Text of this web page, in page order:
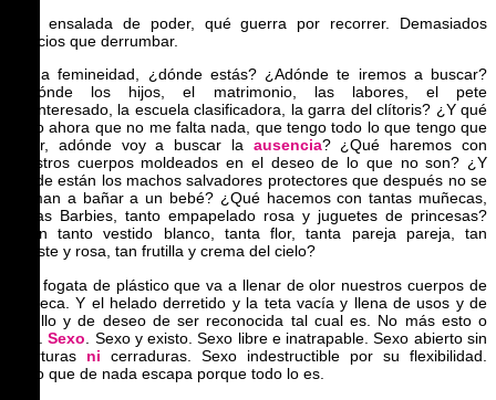
Qué ensalada de poder, qué guerra por recorrer. Demasiados
edificios que derrumbar.
Reina femineidad, ¿dónde estás? ¿Adónde te iremos a buscar?
¿Adónde los hijos, el matrimonio, las labores, el pete
desinteresado, la escuela clasificadora, la garra del clítoris? ¿Y qué
hago ahora que no me falta nada, que tengo todo lo que tengo que
tener, adónde voy a buscar la ausencia? ¿Qué haremos con
nuestros cuerpos moldeados en el deseo de lo que no son? ¿Y
dónde están los machos salvadores protectores que después no se
animan a bañar a un bebé? ¿Qué hacemos con tantas muñecas,
tantas Barbies, tanto empapelado rosa y juguetes de princesas?
¿Con tanto vestido blanco, tanta flor, tanta pareja pareja, tan
celeste y rosa, tan frutilla y crema del cielo?
Una fogata de plástico que va a llenar de olor nuestros cuerpos de
muñeca. Y el helado derretido y la teta vacía y llena de usos y de
orgullo y de deseo de ser reconocida tal cual es. No más esto o
esto.Sexo . Sexo y existo. Sexo libre e inatrapable. Sexo abierto sin
aperturas ni cerraduras. Sexo indestructible por su flexibilidad.
Sexo que de nada escapa porque todo lo es.